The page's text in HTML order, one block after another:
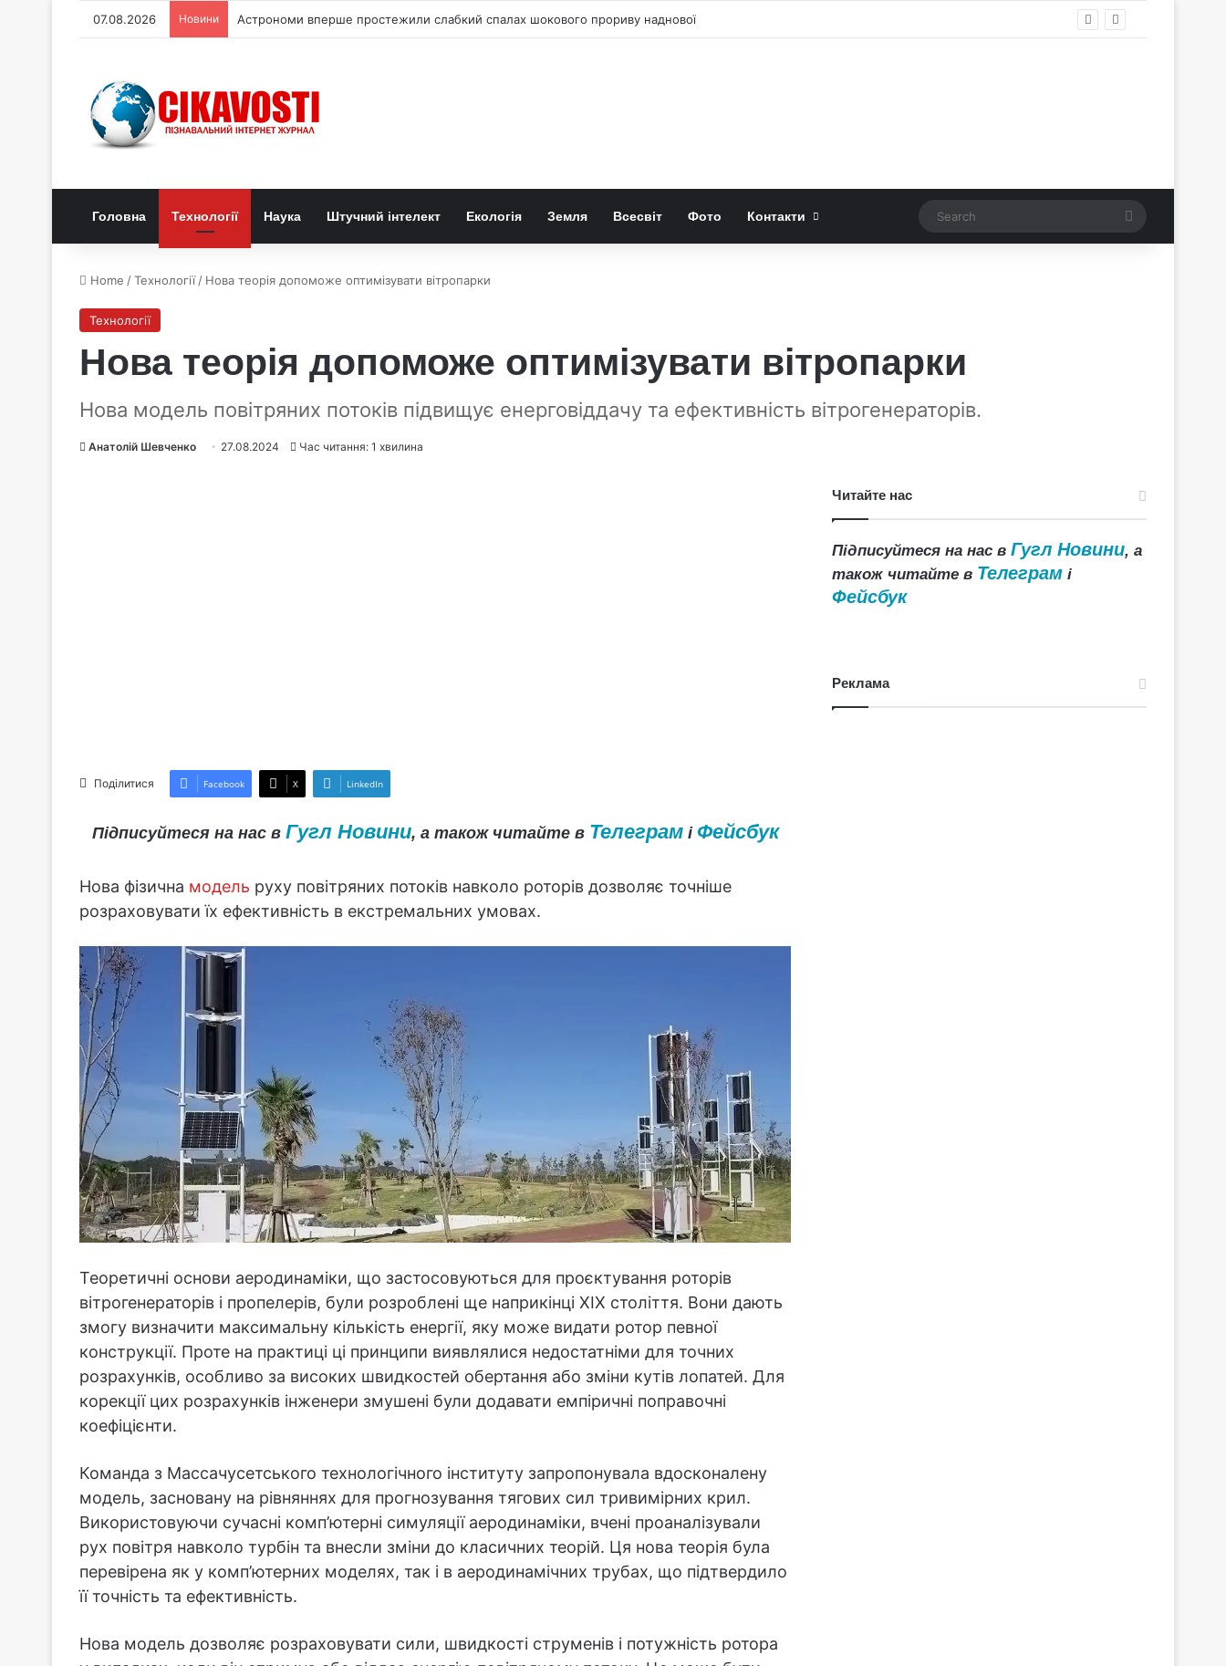
07.08.2026 Новини Астрономи вперше простежили слабкий спалах шокового прориву наднової
Головна Технології Наука Штучний інтелект Екологія Земля Всесвіт Фото Контакти Search
Home /Технології / Нова теорія допоможе оптимізувати вітропарки
Технології
Нова теорія допоможе оптимізувати вітропарки
Нова модель повітряних потоків підвищує енерговіддачу та ефективність вітрогенераторів.
Анатолій Шевченко 27.08.2024 Час читання: 1 хвилина
Поділитися Facebook X LinkedIn
Підписуйтеся на нас в Гугл Новини, а також читайте в Телеграмі Фейсбук
Нова фізична модель руху повітряних потоків навколо роторів дозволяє точніше
розраховувати їх ефективність в екстремальних умовах.
Теоретичні основи аеродинаміки, що застосовуються для проєктування роторів
вітрогенераторів і пропелерів, були розроблені ще наприкінці XIX століття. Вони дають
змогу визначити максимальну кількість енергії, яку може видати ротор певної
конструкції. Проте на практиці ці принципи виявлялися недостатніми для точних
розрахунків, особливо за високих швидкостей обертання або зміни кутів лопатей. Для
корекції цих розрахунків інженери змушені були додавати емпіричні поправочні
коефіцієнти.
Команда з Массачусетського технологічного інституту запропонувала вдосконалену
модель, засновану на рівняннях для прогнозування тягових сил тривимірних крил.
Використовуючи сучасні комп’ютерні симуляції аеродинаміки, вчені проаналізували
рух повітря навколо турбін та внесли зміни до класичних теорій. Ця нова теорія була
перевірена як у комп’ютерних моделях, так і в аеродинамічних трубах, що підтвердило
її точність та ефективність.
Нова модель дозволяє розраховувати сили, швидкості струменів і потужність ротора
Читайте нас
Підписуйтеся на нас вГугл Новини, а
також читайте в Телеграм і
Фейсбук
Реклама